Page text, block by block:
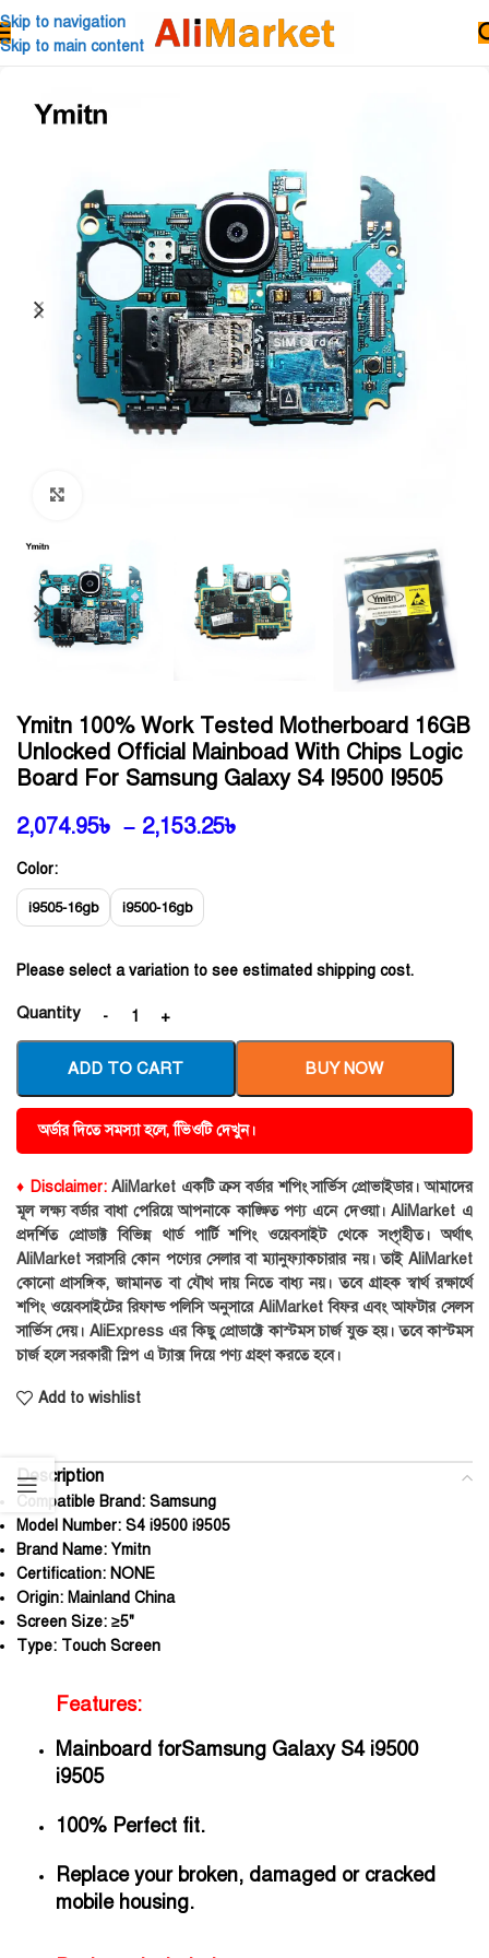
Skip to navigation
Skip to main content
Ymitn 100% Work Tested Motherboard 16GB
Unlocked Official Mainboad With Chips Logic
Board For Samsung Galaxy S4 I9500 I9505
2,074.95৳ – 2,153.25৳
Color:
i9505-16gb i9500-16gb
Please select a variation to see estimated shipping cost.
Quantity
ADD TO CART BUY NOW
অর্ডার দিতে সমস্যা হলে, ভিিওটি দেখুন।
♦ Disclaimer:AliMarket একটি ক্রস বর্ডার শপিং সার্ভিস প্রোভাইডার। আমাদের
মূল লক্ষ্য বর্ডার বাধা পেরিয়ে আপনাকে কাঙ্ক্ষিত পণ্য এনে দেওয়া। AliMarket এ
প্রদর্শিত প্রোডাক্ট বিভিন্ন থার্ড পার্টি শপিং ওয়েবসাইট থেকে সংগৃহীত। অর্থাৎ
AliMarket সরাসরি কোন পণ্যের সেলার বা ম্যানুফ্যাকচারার নয়। তাই AliMarket
কোনো প্রাসঙ্গিক, জামানত বা যৌথ দায় নিতে বাধ্য নয়। তবে গ্রাহক স্বার্থ রক্ষার্থে
শপিং ওয়েবসাইটের রিফান্ড পলিসি অনুসারে AliMarket বিফর এবং আফটার সেলস
সার্ভিস দেয়। AliExpress এর কিছু প্রোডাক্টে কাস্টমস চার্জ যুক্ত হয়। তবে কাস্টমস
চার্জ হলে সরকারী স্লিপ এ ট্যাক্স দিয়ে পণ্য গ্রহণ করতে হবে।
Add to wishlist
Description
Compatible Brand: Samsung
Model Number: S4 i9500 i9505
Brand Name: Ymitn
Certification: NONE
Origin: Mainland China
Screen Size: ≥5"
Type: Touch Screen
Features:
Mainboard forSamsung Galaxy S4 i9500
i9505
100% Perfect fit.
Replace your broken, damaged or cracked
mobile housing.